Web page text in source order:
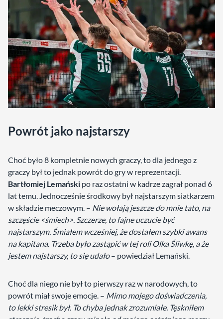
Powrót jako najstarszy
Choć było 8 kompletnie nowych graczy, to dla jednego z
graczy był to jednak powrót do gry w reprezentacji.
Bartłomiej Lemański po raz ostatni w kadrze zagrał ponad 6
lat temu. Jednocześnie środkowy był najstarszym siatkarzem
w składzie meczowym. – Nie wołają jeszcze do mnie tato, na
szczęście <śmiech>. Szczerze, to fajne uczucie być
najstarszym. Śmiałem wcześniej, że dostałem szybki awans
na kapitana. Trzeba było zastąpić w tej roli Olka Śliwkę, a że
jestem najstarszy, to się udało– powiedział Lemański.
Choć dla niego nie był to pierwszy raz w narodowych, to
powrót miał swoje emocje. – Mimo mojego doświadczenia,
to lekki stresik był. To chyba jednak zrozumiałe. Tęskniłem